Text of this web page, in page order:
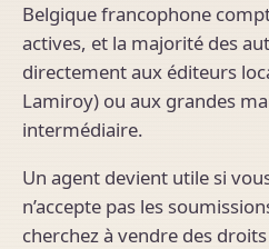
Belgique francophone
actives, et la majorité des
directement aux éditeurs
Lamiroy) ou aux grandes
intermédiaire.
Un agent devient utile si
n’accepte pas les
cherchez à vendre des